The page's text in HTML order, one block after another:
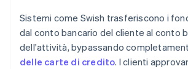
Sistemi come Swish trasferiscono i
dal conto bancario del cliente al conto
dell'attività, bypassando
delle carte di credito. I clienti